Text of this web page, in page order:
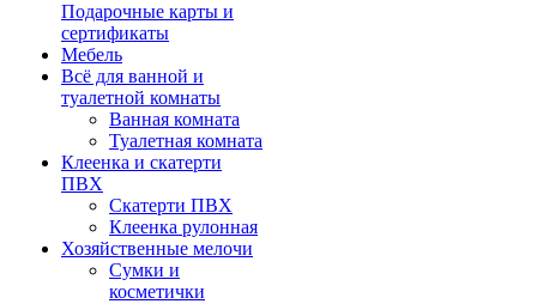
Подарочные карты и
сертификаты
Мебель
Всё для ванной и
туалетной комнаты
Ванная комната
Туалетная комната
Клеенка и скатерти
ПВХ
Скатерти ПВХ
Клеенка рулонная
Хозяйственные мелочи
Сумки и
косметички